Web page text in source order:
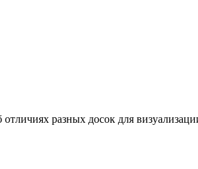
разных досок для